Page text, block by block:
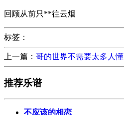
回顾从前只**往云烟
标签：
上一篇： 哥的世界不需要太多人懂
推荐乐谱
不应该的相恋